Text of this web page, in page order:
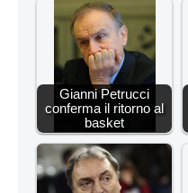
Gianni Petrucci
conferma il ritorno al
basket